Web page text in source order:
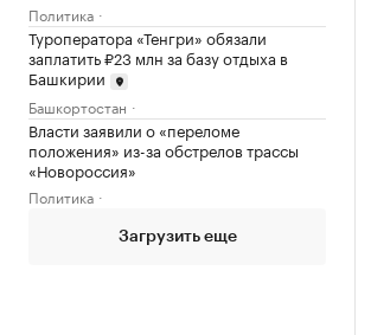
Политика
Туроператора «Тенгри» обязали
заплатить ₽23 млн за базу отдыха в
Башкирии
Башкортостан
Власти заявили о «переломе
положения» из-за обстрелов трассы
«Новороссия»
Политика
Загрузить еще